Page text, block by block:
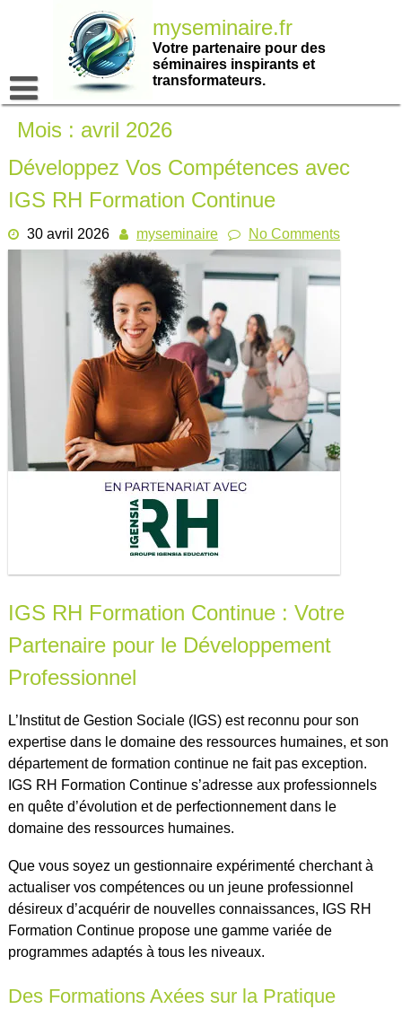
myseminaire.fr
Votre partenaire pour des
séminaires inspirants et
transformateurs.
Mois : avril 2026
Développez Vos Compétences avec
IGS RH Formation Continue
30 avril 2026 myseminaire No Comments
IGS RH Formation Continue : Votre
Partenaire pour le Développement
Professionnel
L’Institut de Gestion Sociale (IGS) est reconnu pour son
expertise dans le domaine des ressources humaines, et son
département de formation continue ne fait pas exception.
IGS RH Formation Continue s’adresse aux professionnels
en quête d’évolution et de perfectionnement dans le
domaine des ressources humaines.
Que vous soyez un gestionnaire expérimenté cherchant à
actualiser vos compétences ou un jeune professionnel
désireux d’acquérir de nouvelles connaissances, IGS RH
Formation Continue propose une gamme variée de
programmes adaptés à tous les niveaux.
Des Formations Axées sur la Pratique